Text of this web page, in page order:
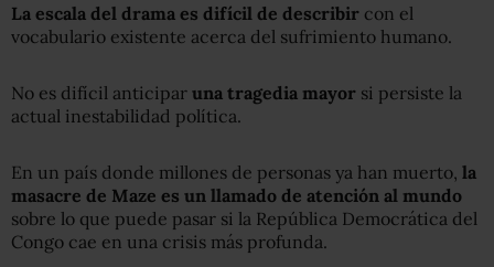
La escala del drama es difícil de describir con el
vocabulario existente acerca del sufrimiento humano.
No es difícil anticipar una tragedia mayor si persiste la
actual inestabilidad política.
En un país donde millones de personas ya han muerto, la
masacre de Maze es un llamado de atención al mundo
sobre lo que puede pasar si la República Democrática del
Congo cae en una crisis más profunda.